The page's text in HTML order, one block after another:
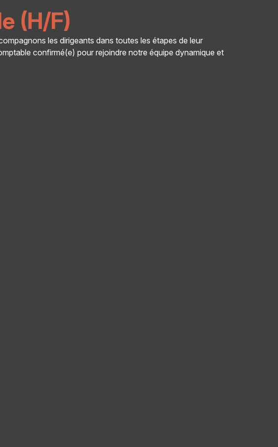
(H/F)
les dirigeants dans toutes les étapes de leur
confirmé(e) pour rejoindre notre équipe dynamique et